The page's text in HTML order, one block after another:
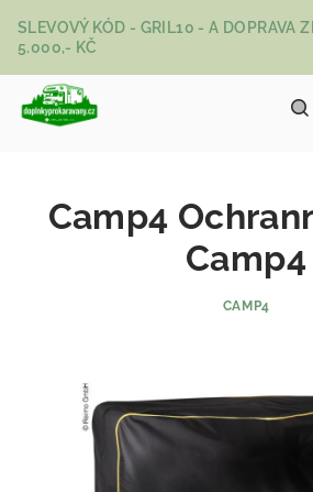
SLEVOVÝ KÓD - GRIL10 - A DOPRAVA
5.000,- KČ
Camp4
Camp4
CAMP4